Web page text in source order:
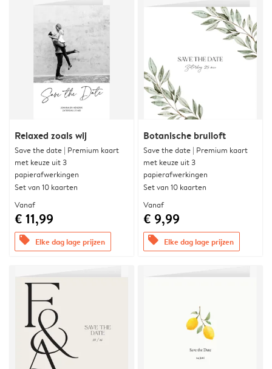
Relaxed zoals wij
Save the date | Premium kaart
met keuze uit 3
papierafwerkingen
Set van 10 kaarten
Vanaf
€ 11,99
offers Elke dag lage prijzen
Botanische bruiloft
Save the date | Premium kaart
met keuze uit 3
papierafwerkingen
Set van 10 kaarten
Vanaf
€ 9,99
offers Elke dag lage prijzen